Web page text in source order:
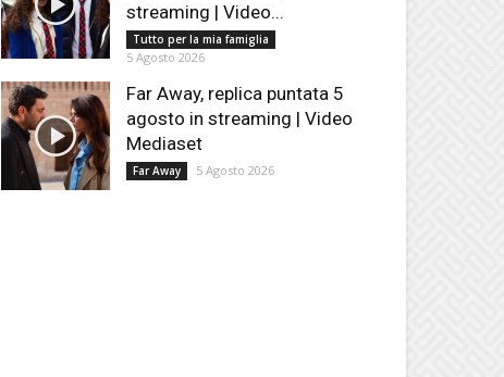
streaming | Video...
Tutto per la mia famiglia
5 Agosto 2026
Far Away, replica puntata 5
agosto in streaming | Video
Mediaset
Far Away 5 Agosto 2026